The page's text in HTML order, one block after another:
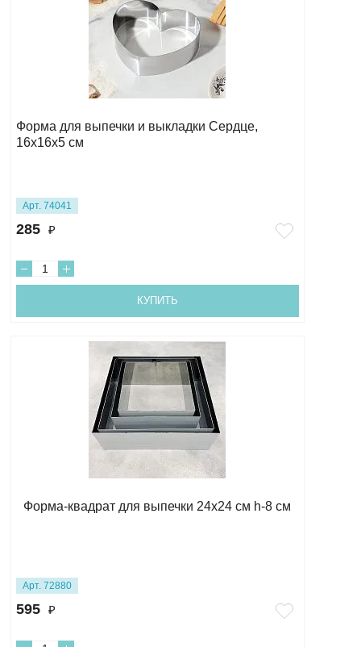
Форма для выпечки и выкладки Сердце,
16х16х5 см
Арт. 74041
285 ₽
КУПИТЬ
Форма-квадрат для выпечки 24х24 см h-8 см
Арт. 72880
595 ₽